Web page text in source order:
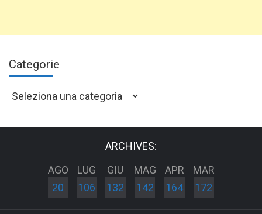
Categorie
Categorie
ARCHIVES:
AGO
20
LUG
106
GIU
132
MAG
142
APR
164
MAR
172